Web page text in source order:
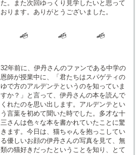
た。また次回ゆっくり見学したいと思って
おります。ありがとうございました。
32年前に、伊丹さんのファンである中学の
恩師が授業中に、「君たちはスパゲティの
ゆで方のアルデンテというのを知っていま
すか？」と言って、伊丹さんの本を読んで
くれたのを思い出します。アルデンテとい
う言葉を初めて聞いた時でした。多才な十
三さんは色々な本を書かれていたことに驚
きます。今日は、猫ちゃんを抱っこしてい
る優しいお顔の伊丹さんの写真を見て、無
類の猫好きだったということを知り、とて